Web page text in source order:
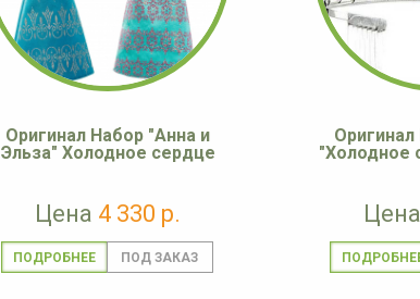
Оригинал Набор "Анна и
Эльза" Холодное сердце
Цена 4 330 р.
ПОДРОБНЕЕ
"Холодное
Цена